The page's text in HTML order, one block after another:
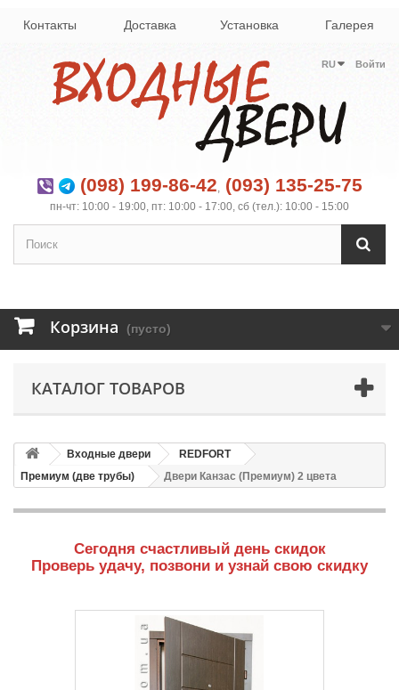
Контакты Доставка Установка Галерея
Войти
RU
(098) 199-86-42, (093) 135-25-75
пн-чт: 10:00 - 19:00, пт: 10:00 - 17:00, сб (тел.): 10:00 - 15:00
Корзина (пусто)
КАТАЛОГ ТОВАРОВ
Входные двери
REDFORT
Премиум (две трубы)
Двери Канзас (Премиум) 2 цвета
Сегодня счастливый день скидок
Проверь удачу, позвони и узнай свою скидку